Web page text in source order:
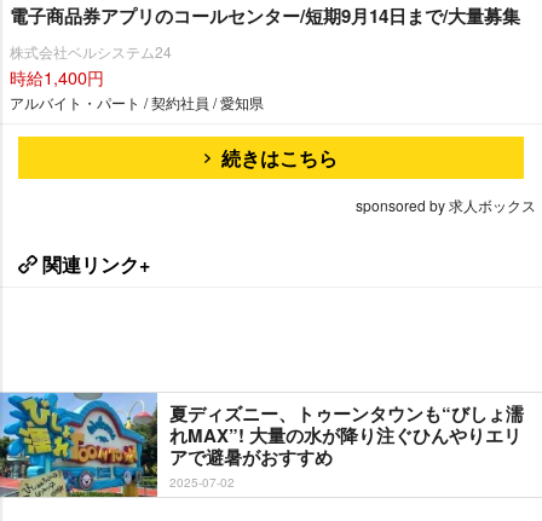
電子商品券アプリのコールセンター/短期9月14日まで/大量募集
株式会社ベルシステム24
時給1,400円
アルバイト・パート / 契約社員 / 愛知県
続きはこちら
sponsored by 求人ボックス
関連リンク+
夏ディズニー、トゥーンタウンも“びしょ濡
れMAX”! 大量の水が降り注ぐひんやりエリ
アで避暑がおすすめ
2025-07-02